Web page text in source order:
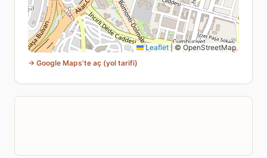
Leaflet |© OpenStreetMap
→ Google Maps'te aç (yol tarifi)